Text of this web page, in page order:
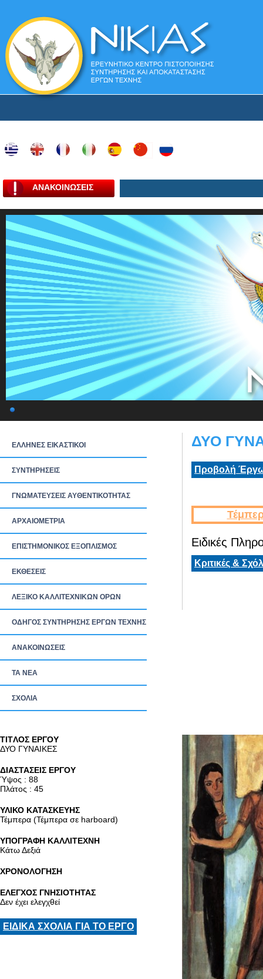
ΑΝΑΚΟΙΝΩΣΕΙΣ
ΕΛΛΗΝΕΣ ΕΙΚΑΣΤΙΚΟΙ
ΣΥΝΤΗΡΗΣΕΙΣ
ΓΝΩΜΑΤΕΥΣΕΙΣ ΑΥΘΕΝΤΙΚΟΤΗΤΑΣ
ΑΡΧΑΙΟΜΕΤΡΙΑ
ΕΠΙΣΤΗΜΟΝΙΚΟΣ ΕΞΟΠΛΙΣΜΟΣ
ΕΚΘΕΣΕΙΣ
ΛΕΞΙΚΟ ΚΑΛΛΙΤΕΧΝΙΚΩΝ ΟΡΩΝ
ΟΔΗΓΟΣ ΣΥΝΤΗΡΗΣΗΣ ΕΡΓΩΝ ΤΕΧΝΗΣ
ΑΝΑΚΟΙΝΩΣΕΙΣ
ΤΑ ΝEΑ
ΣΧΟΛΙΑ
ΔΥΟ
Προβολή
Ειδικές
Κριτικές &
TITΛΟΣ ΕΡΓΟΥ
ΔΥΟ ΓΥΝΑΙΚΕΣ
ΔΙΑΣΤΑΣΕΙΣ ΕΡΓΟΥ
Ύψος : 88
Πλάτος : 45
ΥΛΙΚΟ ΚΑΤΑΣΚΕΥΗΣ
Τέμπερα (Τέμπερα σε harboard)
ΥΠΟΓΡΑΦΗ ΚΑΛΛΙΤΕΧΝΗ
Κάτω Δεξιά
ΧΡΟΝΟΛΟΓΗΣΗ
ΕΛΕΓΧΟΣ ΓΝΗΣΙΟΤΗΤΑΣ
Δεν έχει ελεγχθεί
ΕΙΔΙΚΑ ΣΧΟΛΙΑ ΓΙΑ ΤΟ ΕΡΓΟ